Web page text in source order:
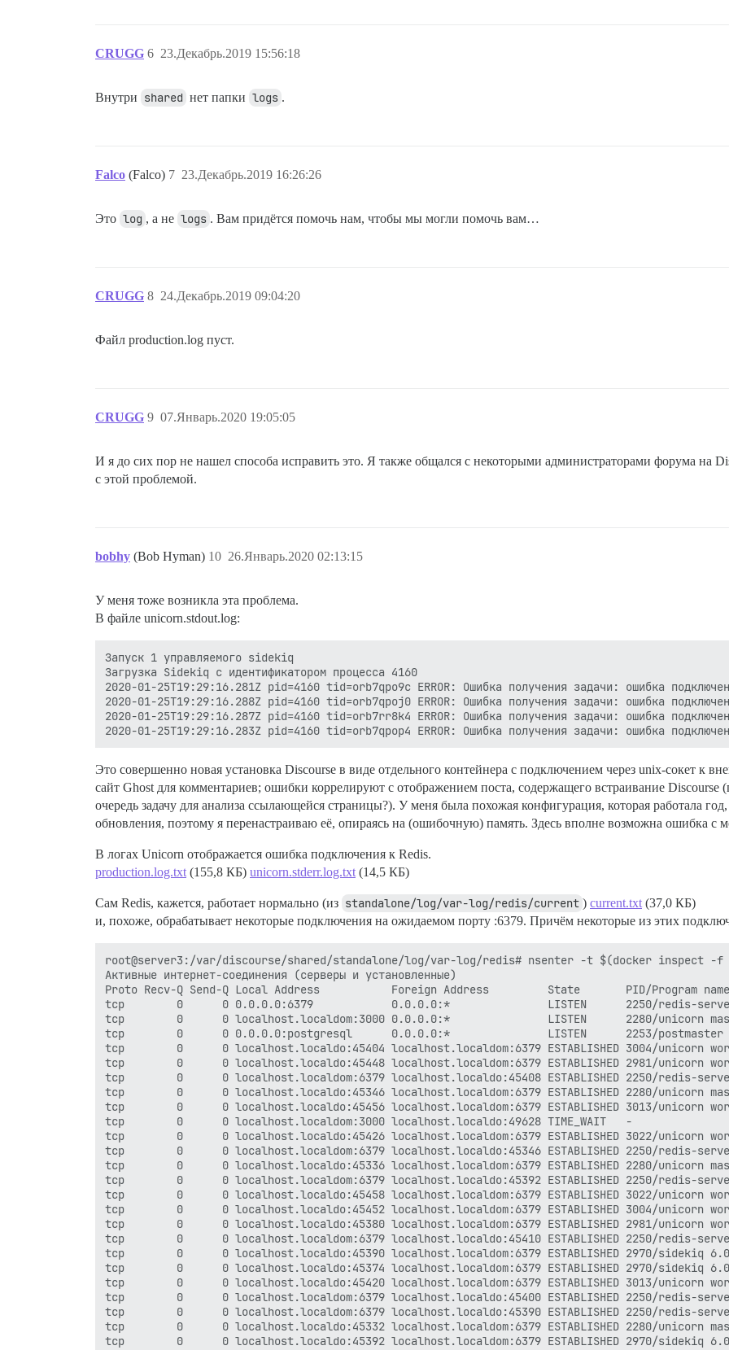
CRUGG 23.Декабрь.2019 15:56:18
6
Внутри shared нет папки logs .
Falco (Falco) 23.Декабрь.2019 16:26:26
7
Это log , а не logs . Вам придётся помочь нам, чтобы мы могли помочь вам…
CRUGG 24.Декабрь.2019 09:04:20
8
Файл production.log пуст.
CRUGG 07.Январь.2020 19:05:05
9
И я до сих пор не нашел способа исправить это. Я также общался с некоторыми администраторами форума на
с этой проблемой.
bobhy (Bob Hyman) 26.Январь.2020 02:13:15
10
У меня тоже возникла эта проблема.
В файле unicorn.stdout.log:
Запуск 1 управляемого sidekiq
Загрузка Sidekiq с идентификатором процесса 4160
2020-01-25T19:29:16.281Z pid=4160 tid=orb7qpo9c ERROR: Ошибка получения задачи: ошибка
2020-01-25T19:29:16.288Z pid=4160 tid=orb7qpoj0 ERROR: Ошибка получения задачи: ошибка
2020-01-25T19:29:16.287Z pid=4160 tid=orb7rr8k4 ERROR: Ошибка получения задачи: ошибка
Это совершенно новая установка Discourse в виде отдельного контейнера с подключением через unix-сокет к
сайт Ghost для комментариев; ошибки коррелируют с отображением поста, содержащего встраивание Discourse
очередь задачу для анализа ссылающейся страницы?). У меня была похожая конфигурация, которая работала
обновления, поэтому я перенастраиваю её, опираясь на (ошибочную) память. Здесь вполне возможна ошибка с
В логах Unicorn отображается ошибка подключения к Redis.
production.log.txt (155,8 КБ) unicorn.stderr.log.txt (14,5 КБ)
Сам Redis, кажется, работает нормально (из standalone/log/var-log/redis/current ) current.txt (37,0 КБ)
и, похоже, обрабатывает некоторые подключения на ожидаемом порту :6379. Причём некоторые из этих
root@server3:/var/discourse/shared/standalone/log/var-log/redis# nsenter -t $(docker
Активные интернет-соединения (серверы и установленные)
Proto Recv-Q Send-Q Local Address           Foreign Address         State       PID/Program
tcp        0      0 0.0.0.0:6379            0.0.0.0:*               LISTEN      2250/redis-
tcp        0      0 localhost.localdom:3000 0.0.0.0:*               LISTEN      2280/unicorn
tcp        0      0 0.0.0.0:postgresql      0.0.0.0:*               LISTEN      2253/
tcp        0      0 localhost.localdo:45404 localhost.localdom:6379 ESTABLISHED 3004/unicorn
tcp        0      0 localhost.localdo:45448 localhost.localdom:6379 ESTABLISHED 2981/unicorn
tcp        0      0 localhost.localdom:6379 localhost.localdo:45408 ESTABLISHED 2250/redis-
tcp        0      0 localhost.localdo:45346 localhost.localdom:6379 ESTABLISHED 2280/unicorn
tcp        0      0 localhost.localdo:45456 localhost.localdom:6379 ESTABLISHED 3013/unicorn
tcp        0      0 localhost.localdom:3000 localhost.localdo:49628
tcp        0      0 localhost.localdo:45426 localhost.localdom:6379 ESTABLISHED 3022/unicorn
tcp        0      0 localhost.localdom:6379 localhost.localdo:45346 ESTABLISHED 2250/redis-
tcp        0      0 localhost.localdo:45336 localhost.localdom:6379 ESTABLISHED 2280/unicorn
tcp        0      0 localhost.localdom:6379 localhost.localdo:45392 ESTABLISHED 2250/redis-
tcp        0      0 localhost.localdo:45458 localhost.localdom:6379 ESTABLISHED 3022/unicorn
tcp        0      0 localhost.localdo:45452 localhost.localdom:6379 ESTABLISHED 3004/unicorn
tcp        0      0 localhost.localdo:45380 localhost.localdom:6379 ESTABLISHED 2981/unicorn
tcp        0      0 localhost.localdom:6379 localhost.localdo:45410 ESTABLISHED 2250/redis-
tcp        0      0 localhost.localdo:45390 localhost.localdom:6379 ESTABLISHED 2970/sidekiq
tcp        0      0 localhost.localdo:45374 localhost.localdom:6379 ESTABLISHED 2970/sidekiq
tcp        0      0 localhost.localdo:45420 localhost.localdom:6379 ESTABLISHED 3013/unicorn
tcp        0      0 localhost.localdom:6379 localhost.localdo:45400 ESTABLISHED 2250/redis-
tcp        0      0 localhost.localdom:6379 localhost.localdo:45390 ESTABLISHED 2250/redis-
tcp        0      0 localhost.localdo:45332 localhost.localdom:6379 ESTABLISHED 2280/unicorn
tcp        0      0 localhost.localdo:45392 localhost.localdom:6379 ESTABLISHED 2970/sidekiq